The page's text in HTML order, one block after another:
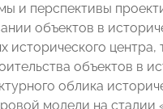
и перспективы
объектов в
центра,
объектов в
облика
модели на стадии